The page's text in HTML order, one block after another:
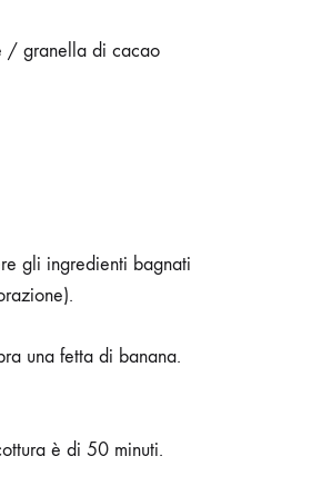
/ granella di cacao
gli ingredienti bagnati
una fetta di banana.
è di 50 minuti.